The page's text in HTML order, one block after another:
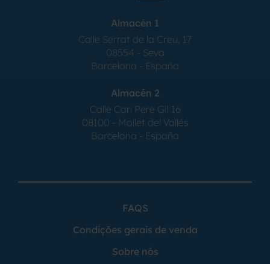
Almacén 1
Calle Serrat de la Creu, 17
08554 - Seva
Barcelona - España
Almacén 2
Calle Can Pere Gil 16
08100 - Mollet del Vallés
Barcelona - España
FAQS
Condições gerais de venda
Sobre nós